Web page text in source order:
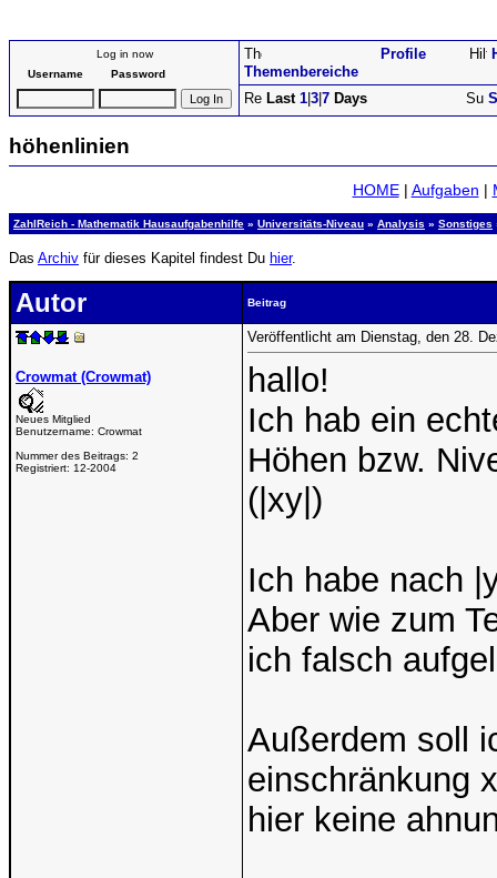
Log in now
Username
Password Themenbereiche
Profile
Last 1 3 7 Days
höhenlinien
HOME| Aufgaben |
ZahlReich - Mathematik Hausaufgabenhilfe » Universitäts-Niveau » Analysis » Sonstiges
Das Archiv für dieses Kapitel findest Du hier.
Autor Beitrag
Crowmat (Crowmat)
Neues Mitglied
Benutzername: Crowmat
Nummer des Beitrags: 2
Registriert: 12-2004
Veröffentlicht am Dienstag, den 28.
hallo!
Ich hab ein
Höhen bzw.
(|xy|)
Ich habe nach
Aber wie zum
ich falsch
Außerdem soll
einschränkung
hier keine